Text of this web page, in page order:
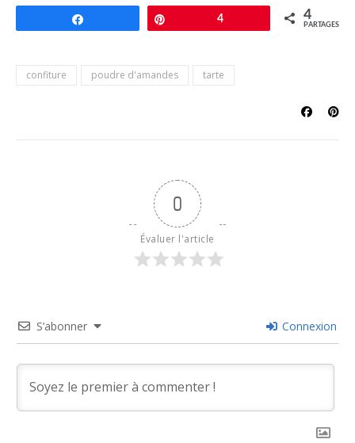
4 4
PARTAGES
confiture poudre d'amandes tarte
0
Évaluer l'article
S’abonner Connexion